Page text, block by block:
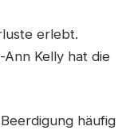
erlebt.
Kelly hat die
häufig